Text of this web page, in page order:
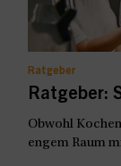
Ratgeber
Ratgeber:
Obwohl
engem Raum